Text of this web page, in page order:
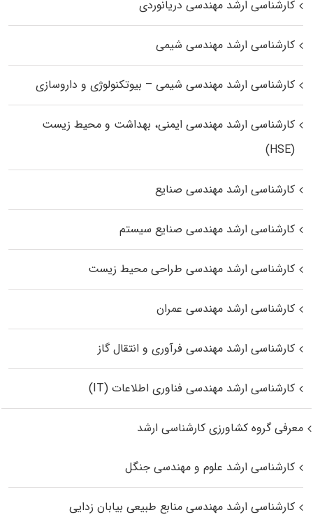
کارشناسی ارشد مهندسی دریانوردی
کارشناسی ارشد مهندسی شیمی
کارشناسی ارشد مهندسی شیمی – بیوتکنولوژی و داروسازی
کارشناسی ارشد مهندسی ایمنی، بهداشت و محیط زیست
(HSE)
کارشناسی ارشد مهندسی صنایع
کارشناسی ارشد مهندسی صنایع سیستم
کارشناسی ارشد مهندسی طراحی محیط زیست
کارشناسی ارشد مهندسی عمران
کارشناسی ارشد مهندسی فرآوری و انتقال گاز
کارشناسی ارشد مهندسی فناوری اطلاعات (IT)
معرفی گروه کشاورزی کارشناسی ارشد
کارشناسی ارشد علوم و مهندسی جنگل
کارشناسی ارشد مهندسی منابع طبیعی بیابان زدایی